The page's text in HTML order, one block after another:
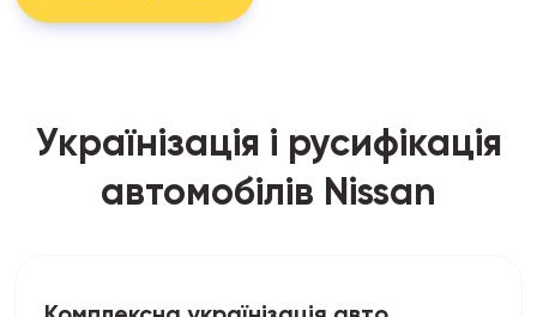
Українізація і русифікація
автомобілів Nissan